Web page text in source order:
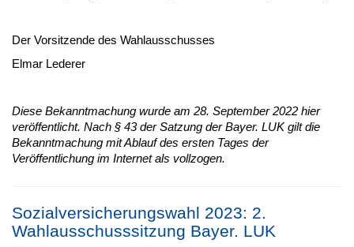
Der Vorsitzende des Wahlausschusses
Elmar Lederer
Diese Bekanntmachung wurde am 28. September 2022 hier
veröffentlicht. Nach § 43 der Satzung der Bayer. LUK gilt die
Bekanntmachung mit Ablauf des ersten Tages der
Veröffentlichung im Internet als vollzogen.
Sozialversicherungswahl 2023: 2.
Wahlausschusssitzung Bayer. LUK